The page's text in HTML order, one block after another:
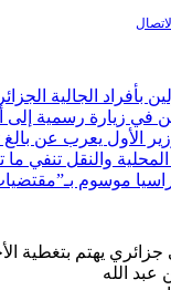
بأفراد الجالية
في زيارة رسمية إلى
الأول يعرب عن
المحلية والنقل تنفي
موسوم
جزائري يهتم بتغطية
الله